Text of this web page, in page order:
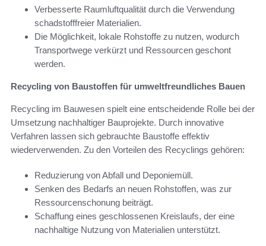
Verbesserte Raumluftqualität durch die Verwendung
schadstofffreier Materialien.
Die Möglichkeit, lokale Rohstoffe zu nutzen, wodurch
Transportwege verkürzt und Ressourcen geschont
werden.
Recycling von Baustoffen für umweltfreundliches Bauen
Recycling im Bauwesen spielt eine entscheidende Rolle bei der
Umsetzung nachhaltiger Bauprojekte. Durch innovative
Verfahren lassen sich gebrauchte Baustoffe effektiv
wiederverwenden. Zu den Vorteilen des Recyclings gehören:
Reduzierung von Abfall und Deponiemüll.
Senken des Bedarfs an neuen Rohstoffen, was zur
Ressourcenschonung beiträgt.
Schaffung eines geschlossenen Kreislaufs, der eine
nachhaltige Nutzung von Materialien unterstützt.